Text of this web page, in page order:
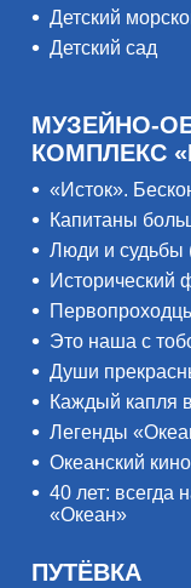
Детский
Детский сад
МУЗЕЙНО-
КОМПЛЕКС
«Исток».
Капитаны
Люди и
Исторический
Это наша с
Души
Каждый капля
Легенды
Океанский
40 лет: всегда
«Океан»
ПУТЁВКА